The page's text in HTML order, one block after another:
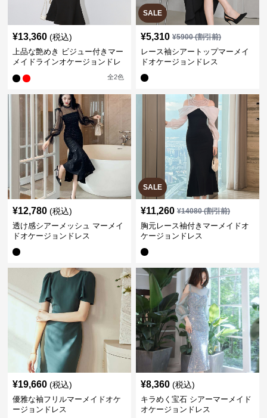
¥13,360 (税込)
上品な艶めき ビジュー付きマー
メイドラインオケージョンドレ
全2色
SALE
¥5,310 ¥5900(割引前)
レース袖シアートップマーメイ
ドオケージョンドレス
¥12,780 (税込)
透け感シアーメッシュ マーメイ
ドオケージョンドレス
SALE
¥11,260 ¥14080(割引前)
胸元レース袖付きマーメイドオ
ケージョンドレス
¥19,660 (税込)
優雅な袖フリルマーメイドオケ
ージョンドレス
¥8,360 (税込)
キラめく宝石 シアーマーメイド
オケージョンドレス